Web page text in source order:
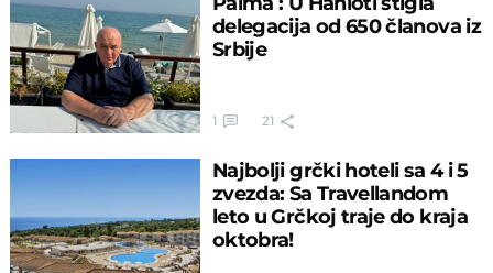
delegacija od 650 članova iz
Srbije
1 21
Najbolji grčki hoteli sa 4 i 5
zvezda: Sa Travellandom
leto u Grčkoj traje do kraja
oktobra!